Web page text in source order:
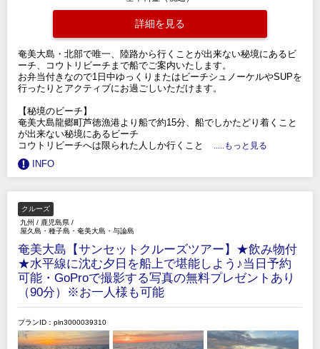
詳細を見る
奄美大島・北部で唯一、陸路から行くことが出来ない秘境にあるビ
ーチ、コウトリビーチまで船でご案内いたします。
お弁当付きなので1日中ゆっくりまたはビーチシュノーケルやSUPを
行ったりとアクティブにお過ごしいただけます。
【秘境のビーチ】
奄美大島龍郷町芦徳漁港より船で約15分、船でしかたどり着くこと
が出来ない秘境にあるビーチ
コウトリビーチへは限られた人しか行くこと
.....もっと見る
INFO
クルーズ
九州 / 鹿児島県 /
屋久島・種子島・奄美大島・与論島
奄美大島【サンセットクルーズツアー】★飲み物付
★水平線に沈む夕日を船上で堪能しよう♪当日予約
可能・GoProで撮影する写真の無料プレゼントあり
（90分）※お一人様も可能
プランID：pln3000039310